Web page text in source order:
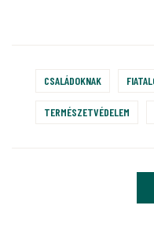
CSALÁDOKNAK
TERMÉSZETVÉDELEM